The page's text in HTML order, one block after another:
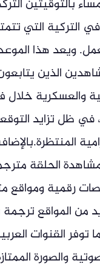
بالتوقيتين
التركية التي
ويعد هذا
الذين
والعسكرية خلال
في ظل تزايد
الحلقة
رقمية ومواقع
من المواقع
توفر القنوات
والصورة